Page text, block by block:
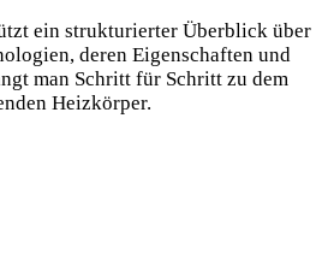
ein strukturierter Überblick über
deren Eigenschaften und
man Schritt für Schritt zu dem
Heizkörper.